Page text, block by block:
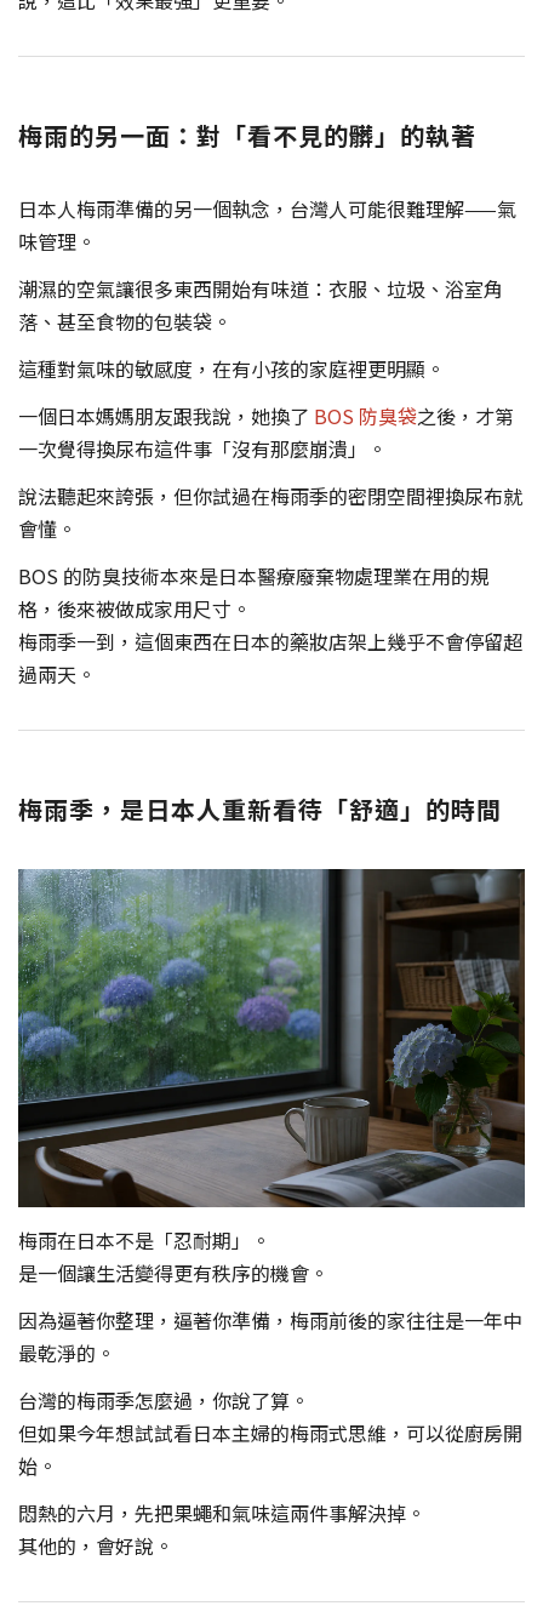
梅雨的另一面：對「看不見的髒」的執著
日本人梅雨準備的另一個執念，台灣人可能很難理解——氣
味管理。
潮濕的空氣讓很多東西開始有味道：衣服、垃圾、浴室角
落、甚至食物的包裝袋。
這種對氣味的敏感度，在有小孩的家庭裡更明顯。
一個日本媽媽朋友跟我說，她換了 BOS 防臭袋之後，才第
一次覺得換尿布這件事「沒有那麼崩潰」。
說法聽起來誇張，但你試過在梅雨季的密閉空間裡換尿布就
會懂。
BOS 的防臭技術本來是日本醫療廢棄物處理業在用的規
格，後來被做成家用尺寸。
梅雨季一到，這個東西在日本的藥妝店架上幾乎不會停留超
過兩天。
梅雨季，是日本人重新看待「舒適」的時間
梅雨在日本不是「忍耐期」。
是一個讓生活變得更有秩序的機會。
因為逼著你整理，逼著你準備，梅雨前後的家往往是一年中
最乾淨的。
台灣的梅雨季怎麼過，你說了算。
但如果今年想試試看日本主婦的梅雨式思維，可以從廚房開
始。
悶熱的六月，先把果蠅和氣味這兩件事解決掉。
其他的，會好說。